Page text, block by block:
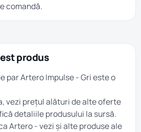
comandă.
produs
par Artero Impulse - Gri este o
vezi prețul alături de alte oferte
detaliile produsului la sursă.
Artero- vezi și alte produse ale